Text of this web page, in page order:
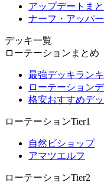
アップデートま
ナーフ・アッパ
デッキ一覧
ローテーションまとめ
最強デッキラン
ローテーション
格安おすすめデ
ローテーションTier1
自然ビショップ
アマツエルフ
ローテーションTier2